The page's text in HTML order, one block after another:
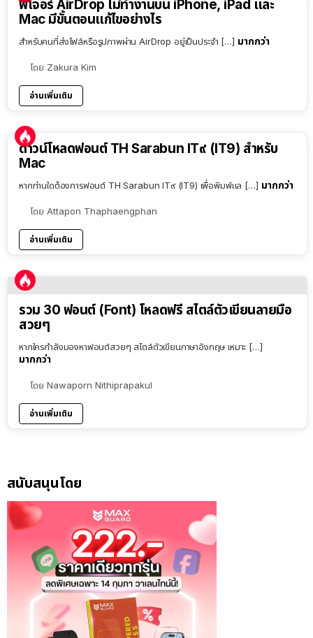
ฟีเจอร์ AirDrop ไม่ทำงานบน iPhone, iPad และ
Mac มีขั้นตอนแก้ไขอย่างไร
สำหรับคนที่ส่งไฟล์หรือรูปภาพผ่าน AirDrop อยู่เป็นประจำ […] มากกว่า
โดย Zakura Kim
อ่านเพิ่มเติม
ดาวน์โหลดฟอนต์ TH Sarabun IT๙ (IT9) สำหรับ
Mac
หากท่านใดต้องการฟอนต์ TH Sarabun IT๙ (IT9) เพื่อพิมพ์แล […] มากกว่า
โดย Attapon Thaphaengphan
อ่านเพิ่มเติม
รวม 30 ฟอนต์ (Font) โหลดฟรี สไตล์ตัวเขียนลายมือ
สวยๆ
หากใครกำลังมองหาฟอนต์สวยๆ สไตล์ตัวเขียนภาษาอังกฤษ เหมาะ […]
มากกว่า
โดย Nawaporn Nithiprapakul
อ่านเพิ่มเติม
สนับสนุนโดย